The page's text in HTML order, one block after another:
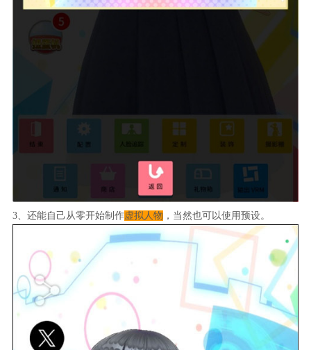
3、还能自己从零开始制作虚拟人物 ，当然也可以使用预设。